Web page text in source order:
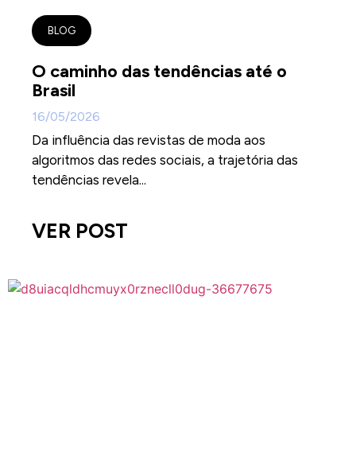
BLOG
O caminho das tendências até o
Brasil
16/05/2026
Da influência das revistas de moda aos
algoritmos das redes sociais, a trajetória das
tendências revela...
VER POST